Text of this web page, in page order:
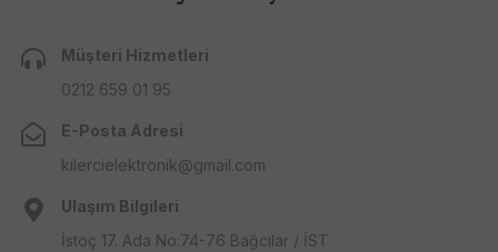
Müşteri Hizmetleri
0212 659 01 95
E-Posta Adresi
kilercielektronik@gmail.com
Ulaşım Bilgileri
İstoç 17. Ada No:74-76 Bağcılar / İST